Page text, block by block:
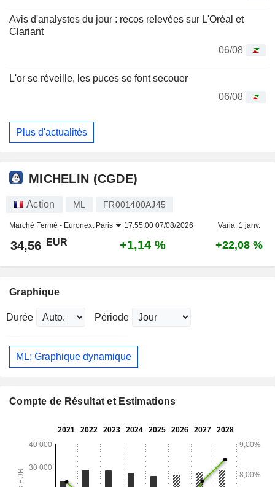
Avis d'analystes du jour : recos relevées sur L'Oréal et
Clariant
06/08
L'or se réveille, les puces se font secouer
06/08
Plus d'actualités
MICHELIN (CGDE)
Action ML FR001400AJ45
Marché Fermé - Euronext Paris 17:55:00 07/08/2026 Varia. 1 janv.
34,56 EUR +1,14 % +22,08 %
Graphique
Durée Période
ML: Graphique dynamique
Compte de Résultat et Estimations